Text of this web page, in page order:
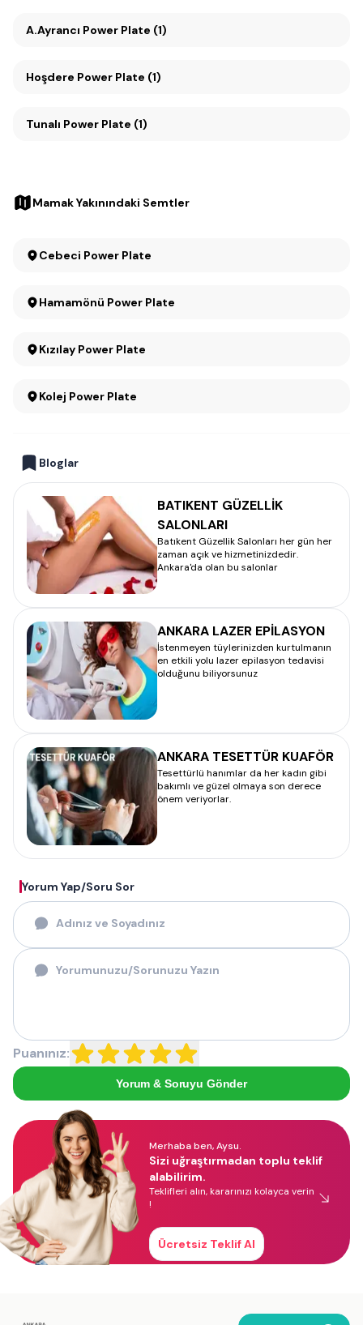
A.Ayrancı Power Plate (1)
Hoşdere Power Plate (1)
Tunalı Power Plate (1)
Mamak Yakınındaki Semtler
Cebeci Power Plate
Hamamönü Power Plate
Kızılay Power Plate
Kolej Power Plate
Bloglar
BATIKENT GÜZELLİK
SALONLARI
Batıkent Güzellik Salonları her gün her
zaman açık ve hizmetinizdedir.
Ankara'da olan bu salonlar
ANKARA LAZER EPİLASYON
İstenmeyen tüylerinizden kurtulmanın
en etkili yolu lazer epilasyon tedavisi
olduğunu biliyorsunuz
ANKARA TESETTÜR KUAFÖR
Tesettürlü hanımlar da her kadın gibi
bakımlı ve güzel olmaya son derece
önem veriyorlar.
Yorum Yap/Soru Sor
Puanınız:
Yorum & Soruyu Gönder
Merhaba ben, Aysu.
Sizi uğraştırmadan toplu teklif
alabilirim.
Teklifleri alın, kararınızı kolayca verin
!
Ücretsiz Teklif Al